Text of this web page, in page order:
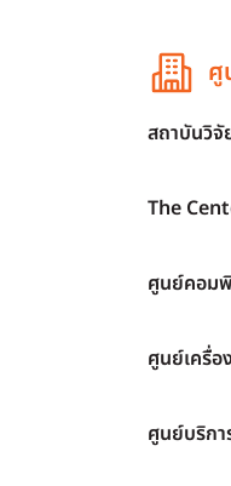
ศู
สถาบันวิ
The
ศูนย์คอม
ศูนย์เครื่อ
ศูนย์บริกา